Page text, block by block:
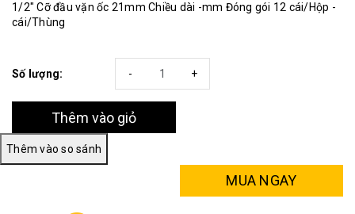
1/2" Cỡ đầu vặn ốc 21mm Chiều dài -mm Đóng gói 12 cái/Hộp -
cái/Thùng
Số lượng: +
-
Thêm vào giỏ
MUA NGAY